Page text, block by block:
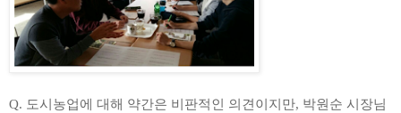
Q. 도시농업에 대해 약간은 비판적인 의견이지만, 박원순 시장님